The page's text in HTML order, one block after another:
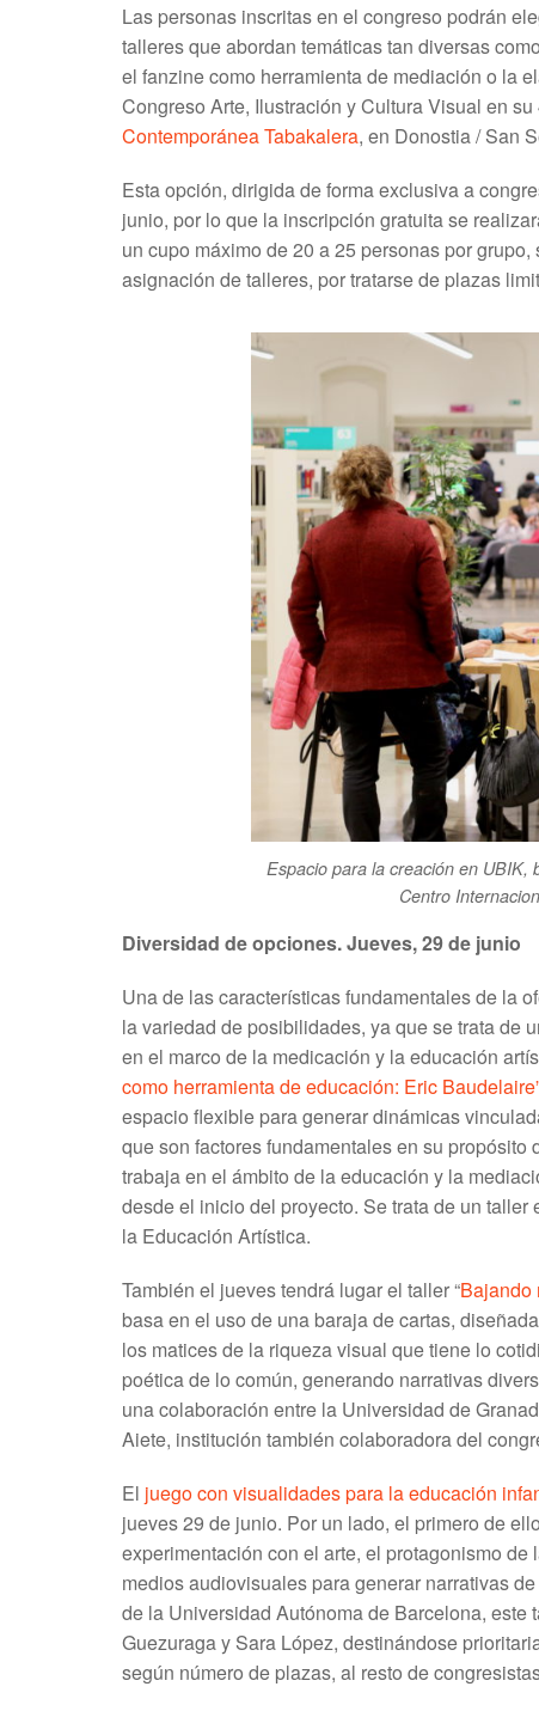
Las personas inscritas en el congreso podrán
talleres que abordan temáticas tan diversas
el fanzine como herramienta de mediación o la
Congreso Arte, Ilustración y Cultura Visual en
Contemporánea Tabakalera, en Donostia / San
Esta opción, dirigida de forma exclusiva a
junio, por lo que la inscripción gratuita se
un cupo máximo de 20 a 25 personas por
asignación de talleres, por tratarse de plazas
Espacio para la creación en UBIK,
Centro
Diversidad de opciones. Jueves, 29 de junio
Una de las características fundamentales de la
la variedad de posibilidades, ya que se trata de
en el marco de la medicación y la educación
como herramienta de educación: Eric
espacio flexible para generar dinámicas
que son factores fundamentales en su
trabaja en el ámbito de la educación y la
desde el inicio del proyecto. Se trata de un
la Educación Artística.
También el jueves tendrá lugar el taller “Bajando
basa en el uso de una baraja de cartas,
los matices de la riqueza visual que tiene lo
poética de lo común, generando narrativas
una colaboración entre la Universidad de
Aiete, institución también colaboradora del
El juego con visualidades para la educación
jueves 29 de junio. Por un lado, el primero de
experimentación con el arte, el protagonismo
medios audiovisuales para generar narrativas
de la Universidad Autónoma de Barcelona, este
Guezuraga y Sara López, destinándose
según número de plazas, al resto de